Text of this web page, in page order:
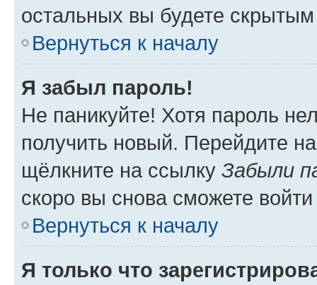
остальных вы будете
Вернуться к началу
Я забыл пароль!
Не паникуйте! Хотя пароль
получить новый. Перейдите
щёлкните на ссылку Забыли
скоро вы снова сможете
Вернуться к началу
Я только что